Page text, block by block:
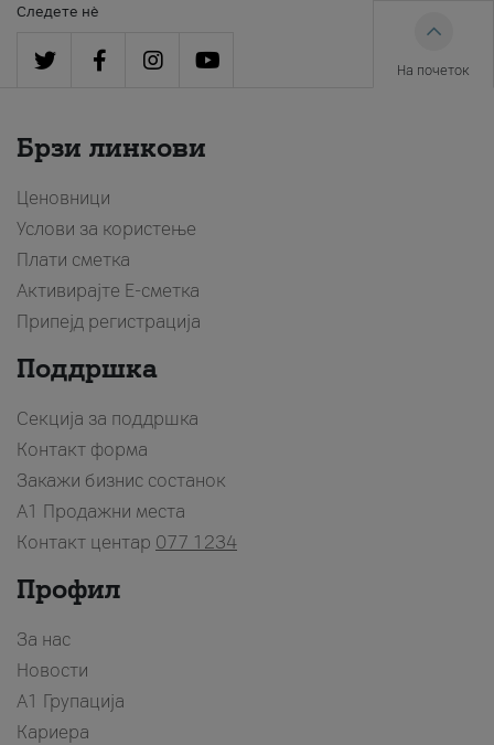
Следете нè
На почеток
Брзи линкови
Ценовници
Услови за користење
Плати сметка
Активирајте Е-сметка
Припејд регистрација
Поддршка
Секција за поддршка
Контакт форма
Закажи бизнис состанок
A1 Продажни места
Контакт центар 077 1234
Профил
За нас
Новости
А1 Групација
Кариера